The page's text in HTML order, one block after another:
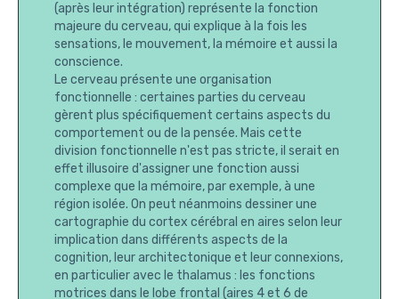
(après leur intégration) représente la fonction
majeure du cerveau, qui explique à la fois les
sensations, le mouvement, la mémoire et aussi la
conscience.
Le cerveau présente une organisation
fonctionnelle : certaines parties du cerveau
gèrent plus spécifiquement certains aspects du
comportement ou de la pensée. Mais cette
division fonctionnelle n'est pas stricte, il serait en
effet illusoire d'assigner une fonction aussi
complexe que la mémoire, par exemple, à une
région isolée. On peut néanmoins dessiner une
cartographie du cortex cérébral en aires selon leur
implication dans différents aspects de la
cognition, leur architectonique et leur connexions,
en particulier avec le thalamus : les fonctions
motrices dans le lobe frontal (aires 4 et 6 de